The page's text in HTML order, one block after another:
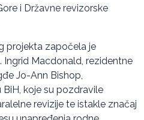
i Državne revizorske
projekta započela je
Ingrid Macdonald, rezidentne
Jo-Ann Bishop,
koje su pozdravile
revizije te istakle značaj